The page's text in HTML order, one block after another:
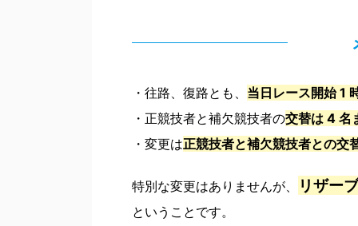
・往路、復路とも、 当日レース開始 1
・正競技者と補欠競技者の交替は 4 名
・変更は正競技者と補欠競技者との交
特別な変更はありませんが、 リザー
ということです。